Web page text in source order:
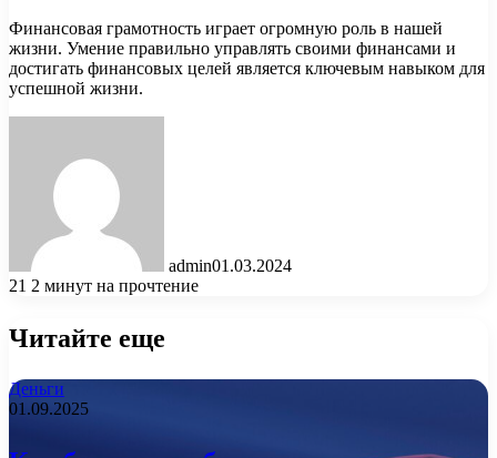
Финансовая грамотность играет огромную роль в нашей
жизни. Умение правильно управлять своими финансами и
достигать финансовых целей является ключевым навыком для
успешной жизни.
admin01.03.2024
21 2 минут на прочтение
Читайте еще
Деньги
01.09.2025